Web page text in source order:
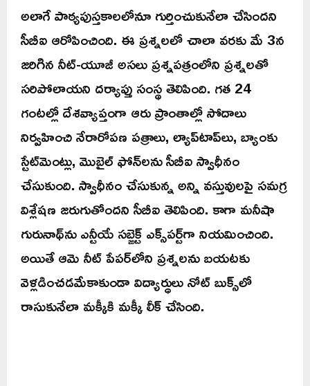
అలాగే పాఠ్యపుస్తకాలలోనూ గుర్తించుకునేలా చేసిందని
సీబీఐ ఆరోపించింది. ఈ ప్రశ్నలలో చాలా వరకు మే 3న
జరిగిన నీట్-యూజీ అసలు ప్రశ్నపత్రంలోని ప్రశ్నలతో
సరిపోలాయని దర్యాప్తు సంస్థ తెలిపింది. గత 24
గంటల్లో దేశవ్యాప్తంగా ఆరు ప్రాంతాల్లో సోదాలు
నిర్వహించి నేరారోపణ పత్రాలు, ల్యాప్‌టాప్‌లు, బ్యాంకు
స్టేట్‌మెంట్లు, మొబైల్ ఫోన్‌లను సీబీఐ స్వాధీనం
చేసుకుంది. స్వాధీనం చేసుకున్న అన్ని వస్తువులపై సమగ్ర
విశ్లేషణ జరుగుతోందని సీబీఐ తెలిపింది. కాగా మనీషా
గురునాథ్‌ను ఎన్టీయే సబ్జెక్ట్‌ ఎక్స్‌పర్ట్‌గా నియమించింది.
అయితే ఆమె నీట్ పేపర్‌లోని ప్రశ్నలను బయటకు
వెళ్లడించడమేకాకుండా విద్యార్ధులు నోట్‌ బుక్స్‌లో
రాసుకునేలా మక్కీకి మక్కీ లీక్‌ చేసింది.